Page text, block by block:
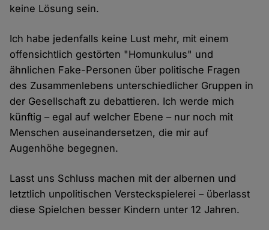
keine Lösung sein.
Ich habe jedenfalls keine Lust mehr, mit einem
offensichtlich gestörten "Homunkulus" und
ähnlichen Fake-Personen über politische Fragen
des Zusammenlebens unterschiedlicher Gruppen in
der Gesellschaft zu debattieren. Ich werde mich
künftig – egal auf welcher Ebene – nur noch mit
Menschen auseinandersetzen, die mir auf
Augenhöhe begegnen.
Lasst uns Schluss machen mit der albernen und
letztlich unpolitischen Versteckspielerei – überlasst
diese Spielchen besser Kindern unter 12 Jahren.